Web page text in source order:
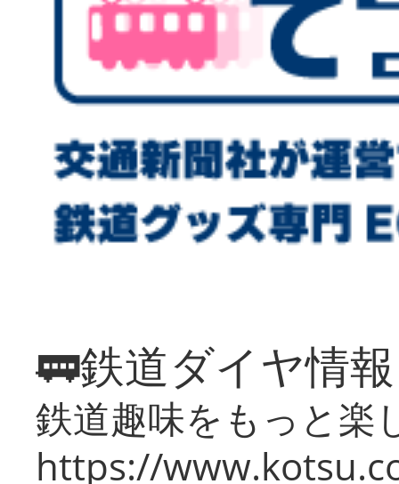
🚃鉄道ダイヤ情
鉄道趣味をもっと楽
https://